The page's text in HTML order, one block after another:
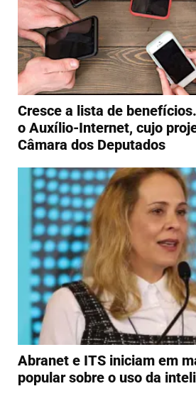
Cresce a lista de
o Auxílio-Internet, cujo
Câmara dos Deputados
Abranet e ITS iniciam em
popular sobre o uso da